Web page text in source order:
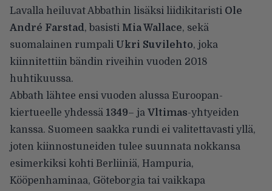
Lavalla heiluvat Abbathin lisäksi liidikitaristi Ole
André Farstad, basisti Mia Wallace, sekä
suomalainen rumpali Ukri Suvilehto, joka
kiinnitettiin bändin riveihin vuoden 2018
huhtikuussa.
Abbath lähtee ensi vuoden alussa Euroopan-
kiertueelle yhdessä 1349– ja Vltimas-yhtyeiden
kanssa. Suomeen saakka rundi ei valitettavasti yllä,
joten kiinnostuneiden tulee suunnata nokkansa
esimerkiksi kohti Berliiniä, Hampuria,
Kööpenhaminaa, Göteborgia tai vaikkapa